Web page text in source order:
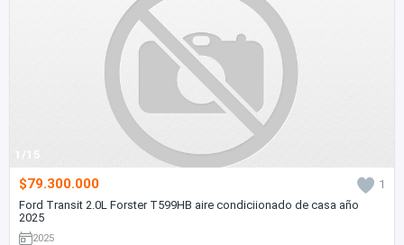
1/15
$79.300.000
1
Ford Transit 2.0L Forster T599HB aire condiciionado de casa año
2025
2025